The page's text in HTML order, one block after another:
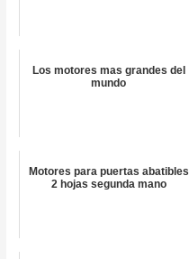
Los motores mas grandes del
mundo
Motores para puertas abatibles
2 hojas segunda mano